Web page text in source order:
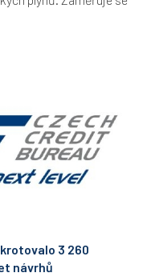
3 260
návrhů